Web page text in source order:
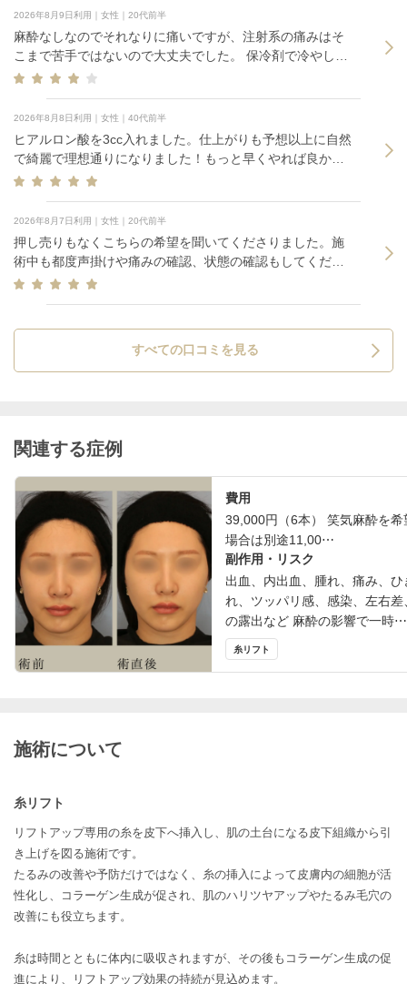
2026年8月9日利用｜女性｜20代前半
麻酔なしなのでそれなりに痛いですが、注射系の痛みはそ
こまで苦手ではないので大丈夫でした。 保冷剤で冷やして
もらえます。 カウセはありますが、サラッと伝える程度で
整していく感じでした。
2026年8月8日利用｜女性｜40代前半
ヒアルロン酸を3cc入れました。仕上がりも予想以上に自然
で綺麗で理想通りになりました！もっと早くやれば良かっ
たです。
2026年8月7日利用｜女性｜20代前半
押し売りもなくこちらの希望を聞いてくださりました。施
術中も都度声掛けや痛みの確認、状態の確認もしてくださ
ったので安心してお任せ出来ました。院内も清潔で女性の
すべての口コミを見る
関連する症例
費用
39,000円（6本） 笑気麻酔を希
場合は別途11,00⋯
副作用・リスク
出血、内出血、腫れ、痛み、ひ
れ、ツッパリ感、感染、左右差
の露出など 麻酔の影響で一時⋯
糸リフト
施術について
糸リフト
リフトアップ専用の糸を皮下へ挿入し、肌の土台になる皮下組織から引
き上げを図る施術です。
たるみの改善や予防だけではなく、糸の挿入によって皮膚内の細胞が活
性化し、コラーゲン生成が促され、肌のハリツヤアップやたるみ毛穴の
改善にも役立ちます。
糸は時間とともに体内に吸収されますが、その後もコラーゲン生成の促
進により、リフトアップ効果の持続が見込めます。